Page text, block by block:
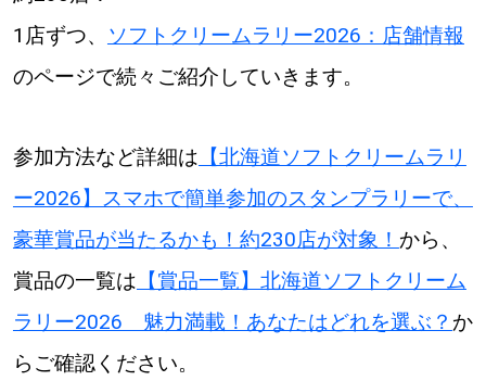
1店ずつ、 ソフトクリームラリー2026：店舗情報
のページで続々ご紹介していきます。
参加方法など詳細は 【北海道ソフトクリームラリ
ー2026】スマホで簡単参加のスタンプラリーで、
豪華賞品が当たるかも！約230店が対象！ から、
賞品の一覧は 【賞品一覧】北海道ソフトクリーム
ラリー2026 魅力満載！あなたはどれを選ぶ？ か
らご確認ください。